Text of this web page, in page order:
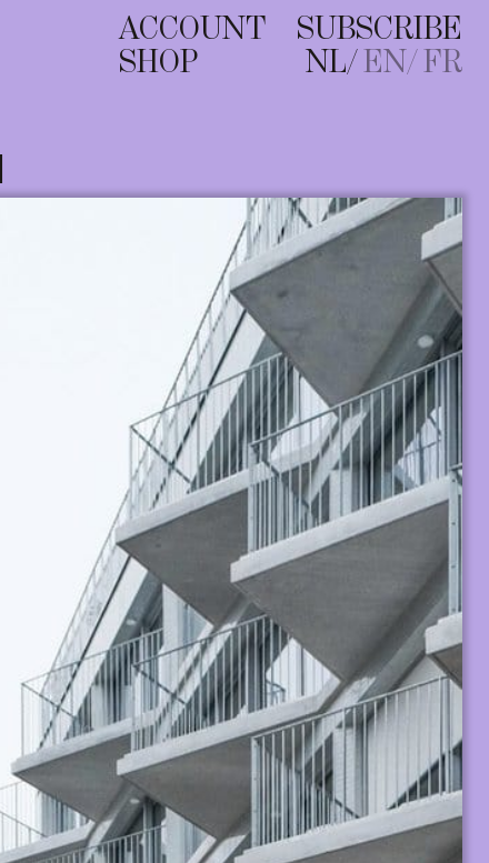
ACCOUNT
SHOP
SUBSCRIBE
NL EN FR